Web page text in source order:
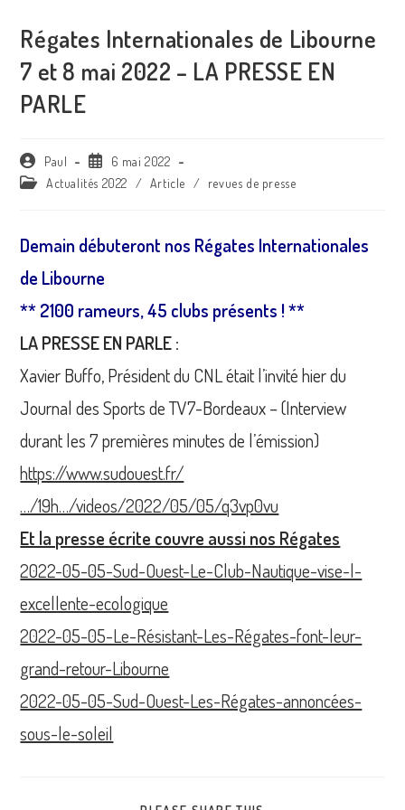
Régates Internationales de Libourne
7 et 8 mai 2022 – LA PRESSE EN
PARLE
Auteur/autrice
de
Paul
Publication
publiée :
6 mai 2022
Post Actualités 2022 / Article / revues de presse
Demain débuteront nos Régates Internationales
de Libourne
** 2100 rameurs, 45 clubs présents ! **
LA PRESSE EN PARLE :
Xavier Buffo, Président du CNL était l’invité hier du
Journal des Sports de TV7-Bordeaux – (Interview
durant les 7 premières minutes de l’émission)
https://www.sudouest.fr/
…/19h…/videos/2022/05/05/q3vp0vu
Et la presse écrite couvre aussi nos Régates
2022-05-05-Sud-Ouest-Le-Club-Nautique-vise-l-
excellente-ecologique
2022-05-05-Le-Résistant-Les-Régates-font-leur-
grand-retour-Libourne
2022-05-05-Sud-Ouest-Les-Régates-annoncées-
sous-le-soleil